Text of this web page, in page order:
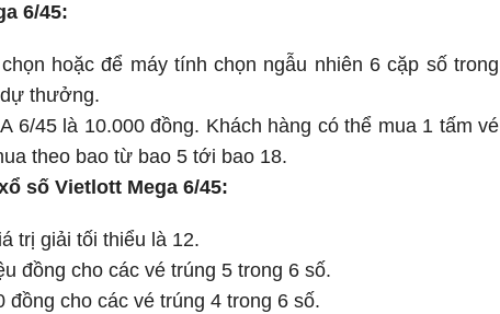
6/45:
hoặc để máy tính chọn ngẫu nhiên 6 cặp số trong
thưởng.
6/45 là 10.000 đồng. Khách hàng có thể mua 1 tấm vé
theo bao từ bao 5 tới bao 18.
số Vietlott Mega 6/45:
trị giải tối thiểu là 12.
đồng cho các vé trúng 5 trong 6 số.
đồng cho các vé trúng 4 trong 6 số.